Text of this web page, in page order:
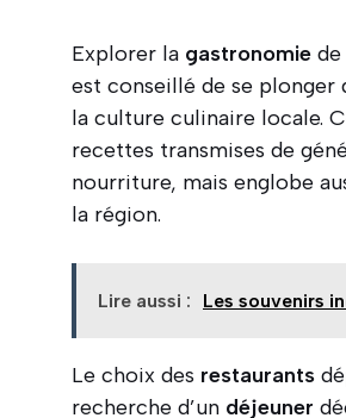
Explorer la gastronomie
est conseillé de se plonger
la culture culinaire locale.
recettes transmises de
nourriture, mais englobe
la région.
Lire aussi : Les souvenirs
Le choix des restaurants
recherche d’un déjeuner